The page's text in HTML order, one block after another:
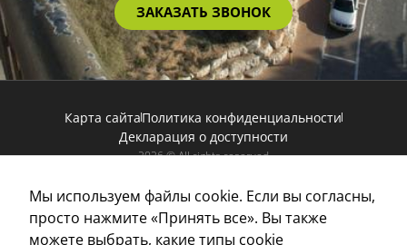
ЗАКАЗАТЬ ЗВОНОК
Карта сайтаПолитика конфиденциальности
Декларация о доступности
2026 © All rights reserved
Мы используем файлы cookie. Если вы согласны,
просто нажмите «Принять все». Вы также
можете выбрать, какие типы cookie